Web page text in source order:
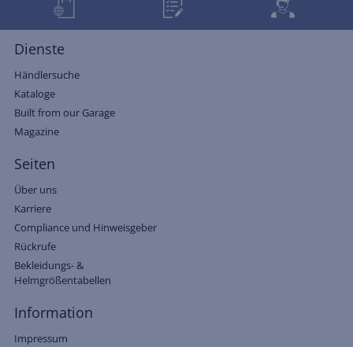
Dienste
Händlersuche
Kataloge
Built from our Garage
Magazine
Seiten
Über uns
Karriere
Compliance und Hinweisgeber
Rückrufe
Bekleidungs- &
Helmgrößentabellen
Information
Impressum